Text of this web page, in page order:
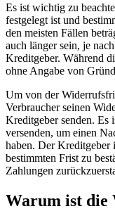
Es ist wichtig zu
festgelegt ist und
den meisten Fällen
auch länger sein, je
Kreditgeber. Während
ohne Angabe von
Um von der
Verbraucher seinen
Kreditgeber senden. Es
versenden, um einen
haben. Der Kreditgeber
bestimmten Frist zu
Zahlungen
Warum ist